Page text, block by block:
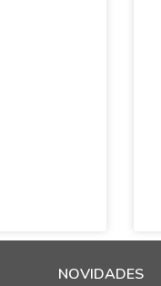
NOVIDADES